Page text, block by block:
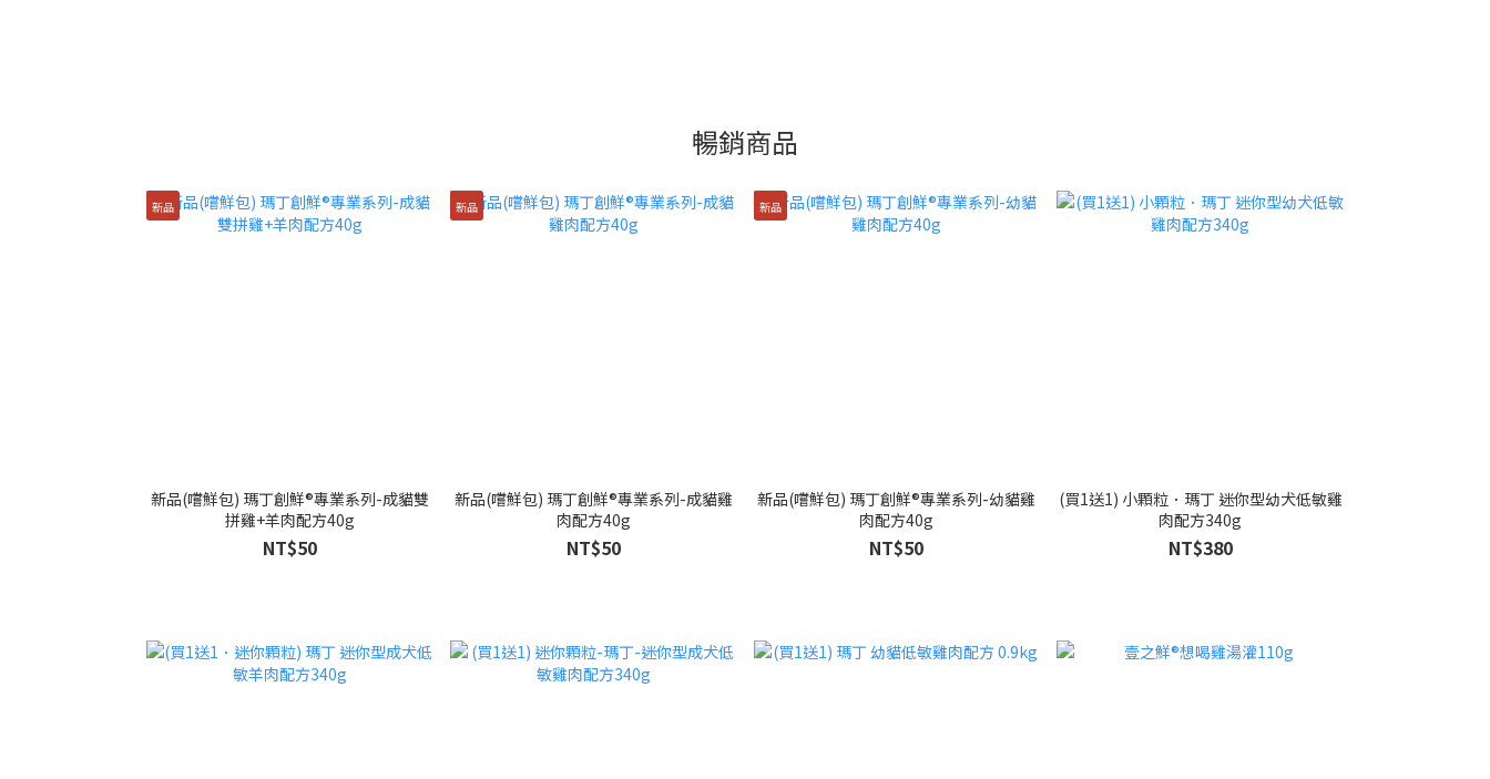
暢銷商品
新品
新品(嚐鮮包) 瑪丁創鮮®專業系列-成貓雙
拼雞+羊肉配方40g
NT$50
新品
新品(嚐鮮包) 瑪丁創鮮®專業系列-成貓雞
肉配方40g
NT$50
新品
新品(嚐鮮包) 瑪丁創鮮®專業系列-幼貓雞
肉配方40g
NT$50
(買1送1) 小顆粒．瑪丁 迷你型幼犬低敏雞
肉配方340g
NT$380